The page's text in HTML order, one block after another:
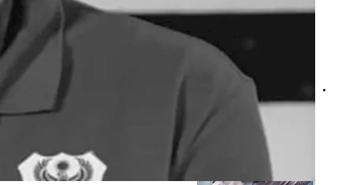
نوبة قلبية أم متلازمة القلب المكسور.. كيف تفرق بينهما؟